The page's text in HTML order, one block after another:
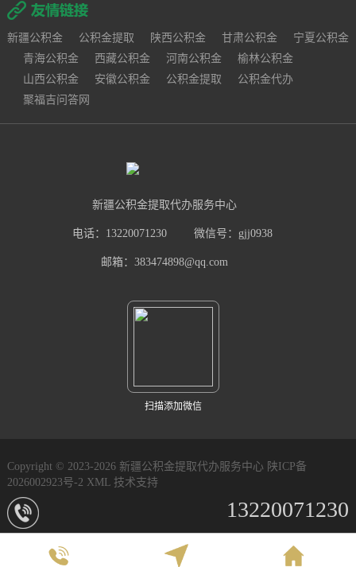
新疆公积金 公积金提取 陕西公积金 甘肃公积金
宁夏公积金
青海公积金
西藏公积金 河南公积金
榆林公积金
山西公积金
安徽公积金 公积金提取
公积金代办
聚福吉问答网
新疆公积金提取代办服务中心
电话：13220071230 微信号：gjj0938
邮箱：383474898@qq.com
扫描添加微信
Copyright © 2023-2026 新疆公积金提取代办服务中心 陕ICP备
2026002923号-2 XML 技术支持
13220071230